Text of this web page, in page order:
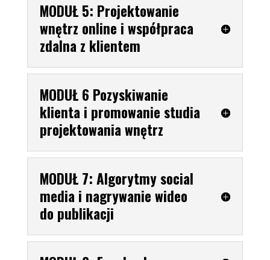
MODUŁ 5: Projektowanie
wnętrz online i współpraca
zdalna z klientem
MODUŁ 6 Pozyskiwanie
klienta i promowanie studia
projektowania wnętrz
MODUŁ 7: Algorytmy social
media i nagrywanie wideo
do publikacji